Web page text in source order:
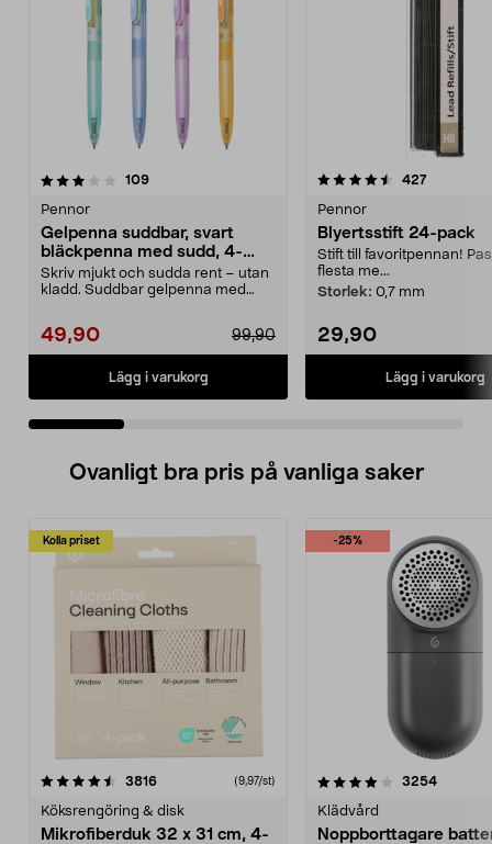
109recensioner
Pennor
Gelpenna suddbar, svart
bläckpenna med sudd, 4-
pack
Skriv mjukt och sudda rent – utan
kladd. Suddbar gelpenna med
49,90 99,90
Lägg i varukorg
4.5 av 5 stjärnor 427
Pennor
Blyertsstift 24-pack
Stift till favoritpennan!
flesta me...
Storlek: 0,7 mm
29,90
Lägg i varukorg
4.5 av 5 stjärnor
Ovanligt bra pris på vanliga saker
Kolla priset
3816recensioner (9,97/st)
Köksrengöring & disk
Mikrofiberduk 32 x 31 cm, 4-
-25%
4.0av 5 stjärnor 3254
Klädvård
Noppborttagare
4.5av 5 stjärnor